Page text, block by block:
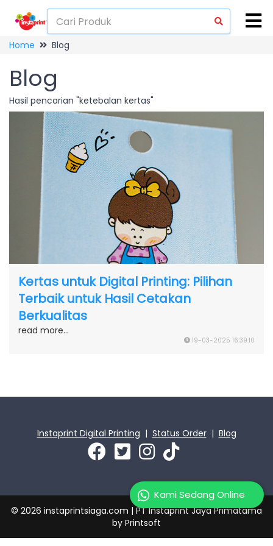
Home Blog
Blog
Hasil pencarian "ketebalan kertas"
Kertas untuk Digital Printing: Pilihan
Terbaik untuk Hasil Cetakan
Berkualitas
read more...
19-03-2025 16:39:10
Instaprint Digital Printing | Status Order| Blog
Kami Sedang Online
© 2026 instaprintsiaga.com | PT Instaprint Jaya Primatama
by Printsoft